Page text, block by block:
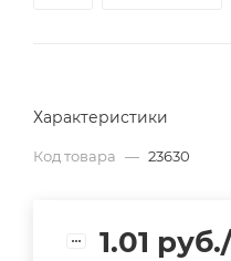
Характеристики
Код товара — 23630
1.01 руб.